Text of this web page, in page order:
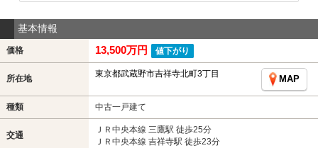
基本情報
価格 13,500万円 値下がり
所在地 東京都武蔵野市吉祥寺北町3丁目
MAP
種類 中古一戸建て
交通
ＪＲ中央本線 三鷹駅 徒歩25分
ＪＲ中央本線 吉祥寺駅 徒歩23分